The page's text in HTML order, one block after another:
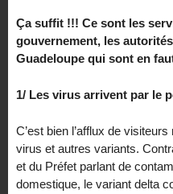
Ça suffit !!! Ce sont les
gouvernement, les
Guadeloupe qui sont en
1/ Les virus arrivent par le
C’est bien l’afflux de
virus et autres variants.
et du Préfet parlant de
domestique, le variant delta